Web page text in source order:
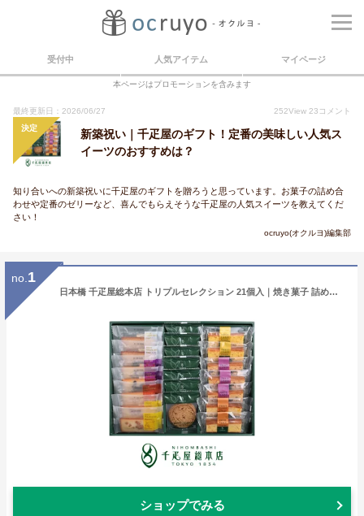
受付中 人気アイテム マイページ
本ページはプロモーションを含みます
最終更新日：2026/06/27 252View 23 コメント
決定
新築祝い｜千疋屋のギフト！定番の美味しい人気ス
イーツのおすすめは？
知り合いへの新築祝いに千疋屋のギフトを贈ろうと思っています。お菓子の詰め合
わせや定番のゼリーなど、喜んでもらえそうな千疋屋の人気スイーツを教えてくだ
さい！
ocruyo(オクルヨ)編集部
no. 1
日本橋 千疋屋総本店 トリプルセレクション 21個入｜焼き菓子 詰め合わせ ギフト お祝い 誕生日 結婚 出産 内祝い お返し お礼 贈り物 贈答品 お見舞い お供え 御供 香典返し お中元 お歳暮 母の日 父の日 敬老の日 プレゼント
ショップでみる